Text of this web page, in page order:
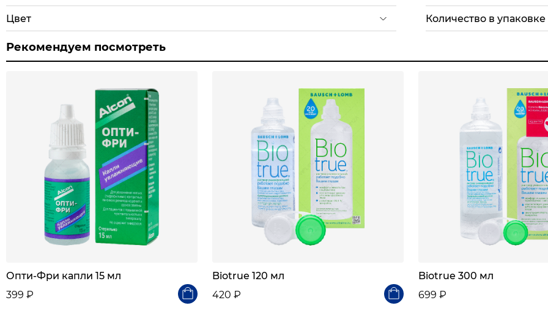
Цвет Количество в упаковке
Рекомендуем посмотреть
Опти-Фри капли 15 мл
399 ₽
Biotrue 120 мл
420 ₽
Biotrue 300 мл
699 ₽